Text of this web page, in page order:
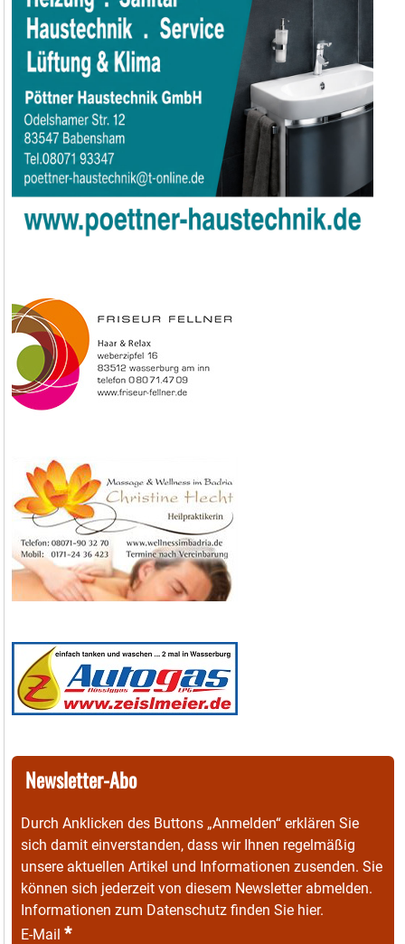
Newsletter-Abo
Durch Anklicken des Buttons „Anmelden“ erklären Sie
sich damit einverstanden, dass wir Ihnen regelmäßig
unsere aktuellen Artikel und Informationen zusenden. Sie
können sich jederzeit von diesem Newsletter abmelden.
Informationen zum Datenschutz finden Sie hier.
E-Mail *